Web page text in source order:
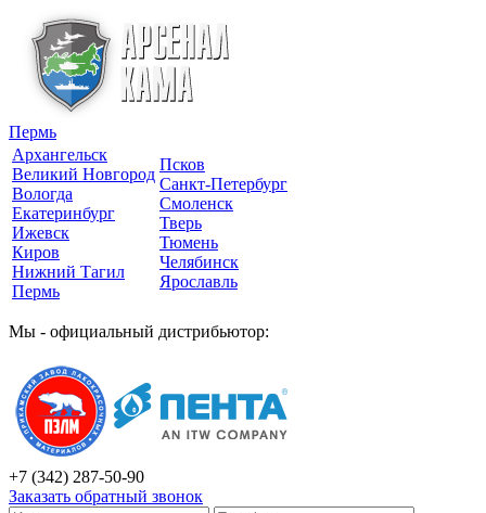
Пермь
Архангельск
Великий Новгород
Вологда
Екатеринбург
Ижевск
Киров
Нижний Тагил
Пермь
Псков
Санкт-Петербург
Смоленск
Тверь
Тюмень
Челябинск
Ярославль
Мы - официальный дистрибьютор:
+7 (342) 287-50-90
Заказать обратный звонок